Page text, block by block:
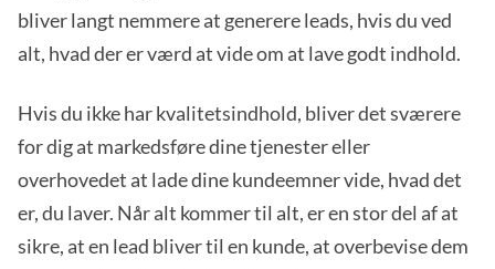
bliver langt nemmere at generere leads, hvis du ved
alt, hvad der er værd at vide om at lave godt indhold.
Hvis du ikke har kvalitetsindhold, bliver det sværere
for dig at markedsføre dine tjenester eller
overhovedet at lade dine kundeemner vide, hvad det
er, du laver. Når alt kommer til alt, er en stor del af at
sikre, at en lead bliver til en kunde, at overbevise dem